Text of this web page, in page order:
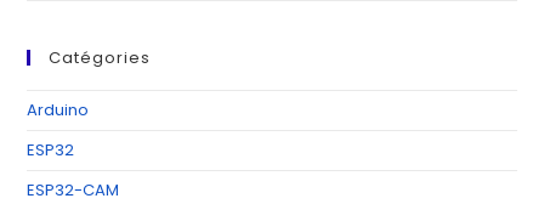
Catégories
Arduino
ESP32
ESP32-CAM